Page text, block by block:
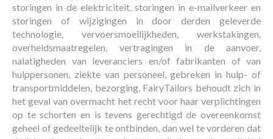
storingen in de elektriciteit, storingen in e-mailverkeer en
storingen of wijzigingen in door derden geleverde
technologie, vervoersmoeilijkheden, werkstakingen,
overheidsmaatregelen, vertragingen in de aanvoer,
nalatigheden van leveranciers en/of fabrikanten of van
hulppersonen, ziekte van personeel, gebreken in hulp- of
transportmiddelen, bezorging. FairyTailors behoudt zich in
het geval van overmacht het recht voor haar verplichtingen
op te schorten en is tevens gerechtigd de overeenkomst
geheel of gedeeltelijk te ontbinden, dan wel te vorderen dat